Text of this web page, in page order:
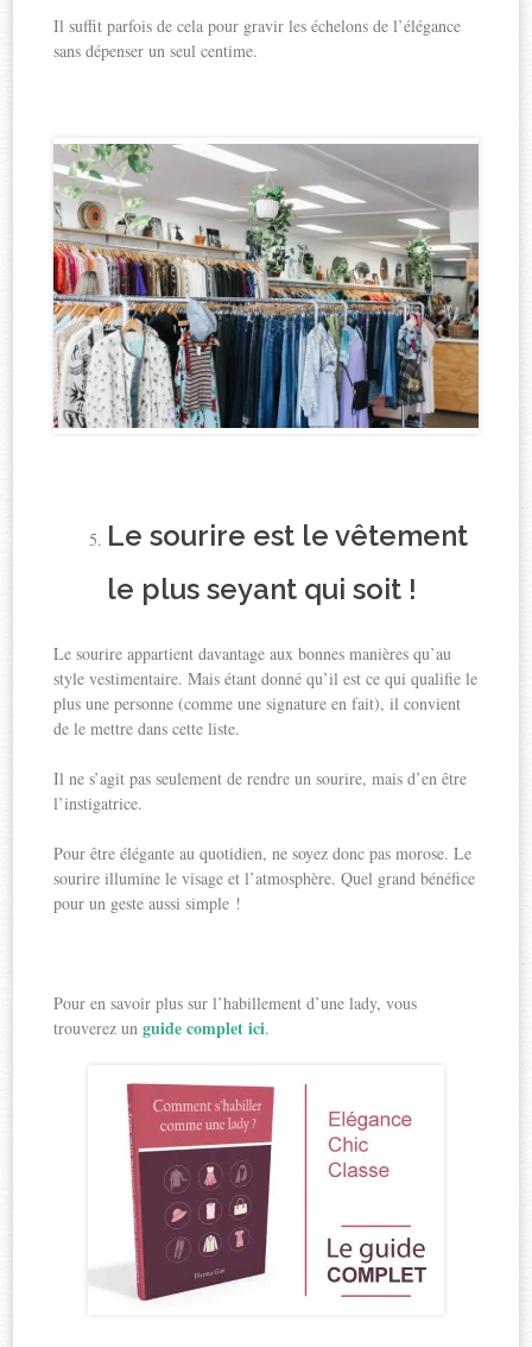
Il suffit parfois de cela pour gravir les échelons de l’élégance
sans dépenser un seul centime.
Le sourire est le vêtement
le plus seyant qui soit !
Le sourire appartient davantage aux bonnes manières qu’au
style vestimentaire. Mais étant donné qu’il est ce qui qualifie le
plus une personne (comme une signature en fait), il convient
de le mettre dans cette liste.
Il ne s’agit pas seulement de rendre un sourire, mais d’en être
l’instigatrice.
Pour être élégante au quotidien, ne soyez donc pas morose. Le
sourire illumine le visage et l’atmosphère. Quel grand bénéfice
pour un geste aussi simple !
Pour en savoir plus sur l’habillement d’une lady, vous
trouverez unguide complet ici.